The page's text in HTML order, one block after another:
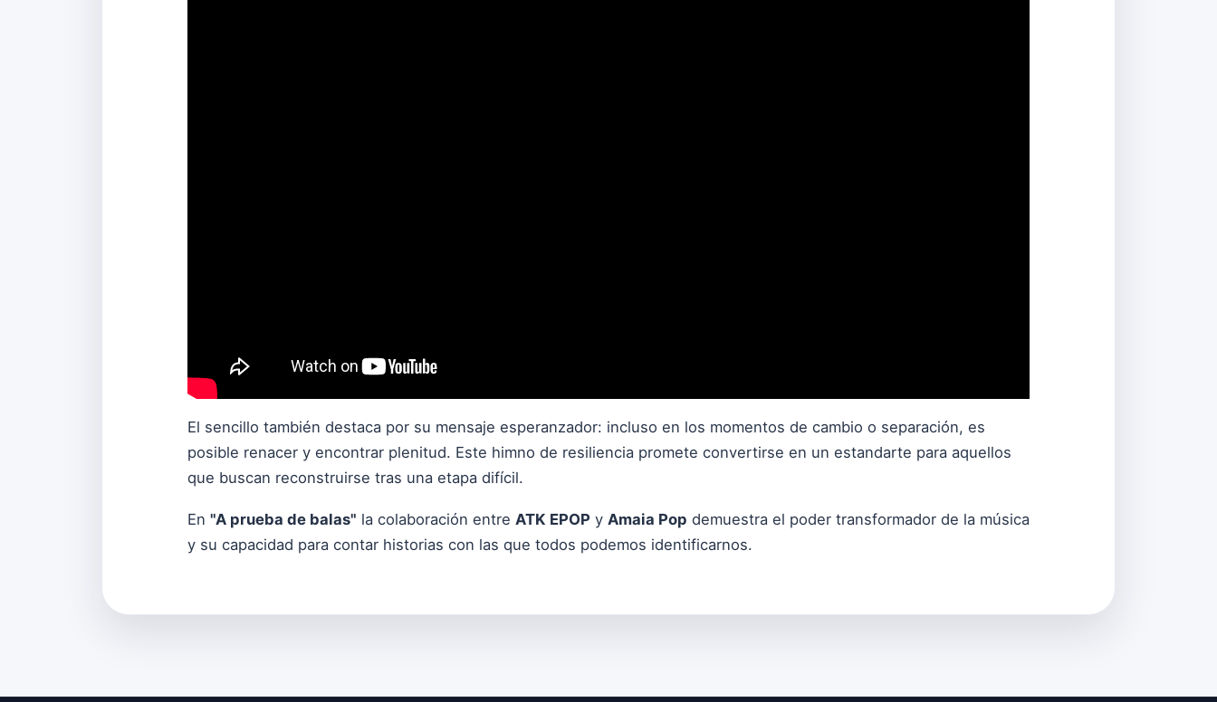
El sencillo también destaca por su mensaje esperanzador: incluso en los momentos de cambio o separación, es
posible renacer y encontrar plenitud. Este himno de resiliencia promete convertirse en un estandarte para aquellos
que buscan reconstruirse tras una etapa difícil.
En"A prueba de balas" la colaboración entre ATK EPOP y Amaia Pop demuestra el poder transformador de la música
y su capacidad para contar historias con las que todos podemos identificarnos.